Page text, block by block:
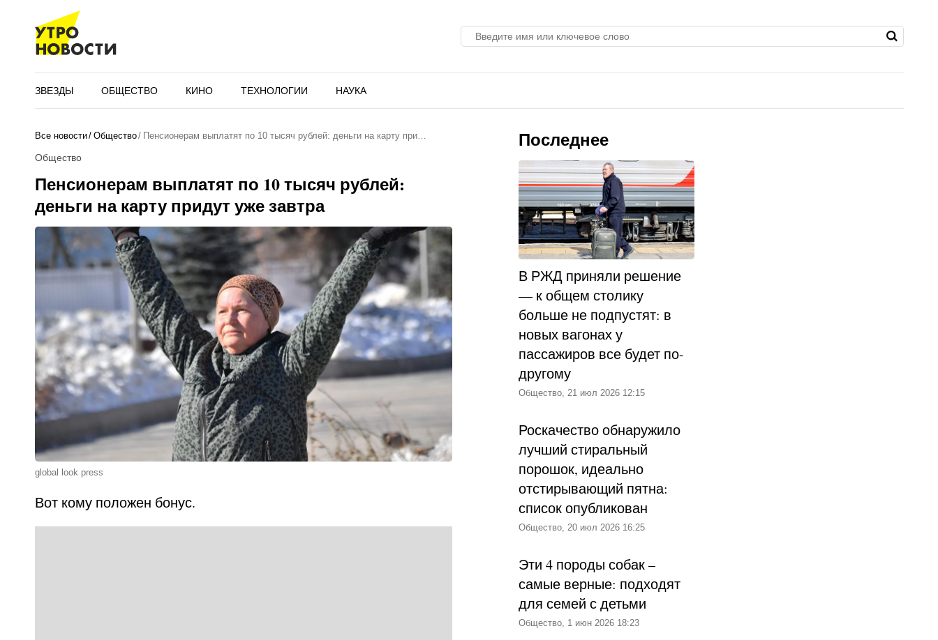
ЗВЕЗДЫ ОБЩЕСТВО КИНО ТЕХНОЛОГИИ НАУКА
Все новости Общество Пенсионерам выплатят по 10 тысяч рублей: деньги на карту при…
Общество
Пенсионерам выплатят по 10 тысяч рублей:
деньги на карту придут уже завтра
global look press
Вот кому положен бонус.
Последнее
В РЖД приняли решение
— к общем столику
больше не подпустят: в
новых вагонах у
пассажиров все будет по-
другому
Общество, 21 июл 2026 12:15
Роскачество обнаружило
лучший стиральный
порошок, идеально
отстирывающий пятна:
список опубликован
Общество, 20 июл 2026 16:25
Эти 4 породы собак –
самые верные: подходят
для семей с детьми
Общество, 1 июн 2026 18:23